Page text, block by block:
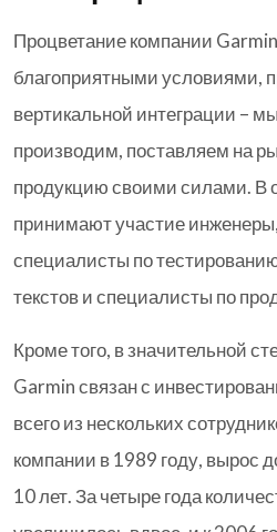
Процветание компании
благоприятными условиями,
вертикальной интеграции –
производим, поставляем на
продукцию своими силами. В
принимают участие
специалисты по
текстов и специалисты по
Кроме того, в значительной
Garmin связан с
всего из нескольких
компании в 1989 году, вырос
10 лет. За четыре года